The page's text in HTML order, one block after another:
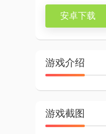
安卓下载
游戏介绍
游戏截图